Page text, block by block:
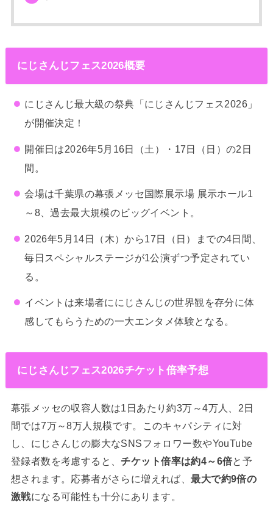
にじさんじフェス2026概要
にじさんじ最大級の祭典「にじさんじフェス2026」
が開催決定！
開催日は2026年5月16日（土）・17日（日）の2日
間。
会場は千葉県の幕張メッセ国際展示場 展示ホール1
～8、過去最大規模のビッグイベント。
2026年5月14日（木）から17日（日）までの4日間、
毎日スペシャルステージが1公演ずつ予定されてい
る。
イベントは来場者ににじさんじの世界観を存分に体
感してもらうための一大エンタメ体験となる。
にじさんじフェス2026チケット倍率予想
幕張メッセの収容人数は1日あたり約3万～4万人、2日
間では7万～8万人規模です。このキャパシティに対
し、にじさんじの膨大なSNSフォロワー数やYouTube
登録者数を考慮すると、チケット倍率は約4～6倍と予
想されます。応募者がさらに増えれば、最大で約9倍の
激戦になる可能性も十分にあります。